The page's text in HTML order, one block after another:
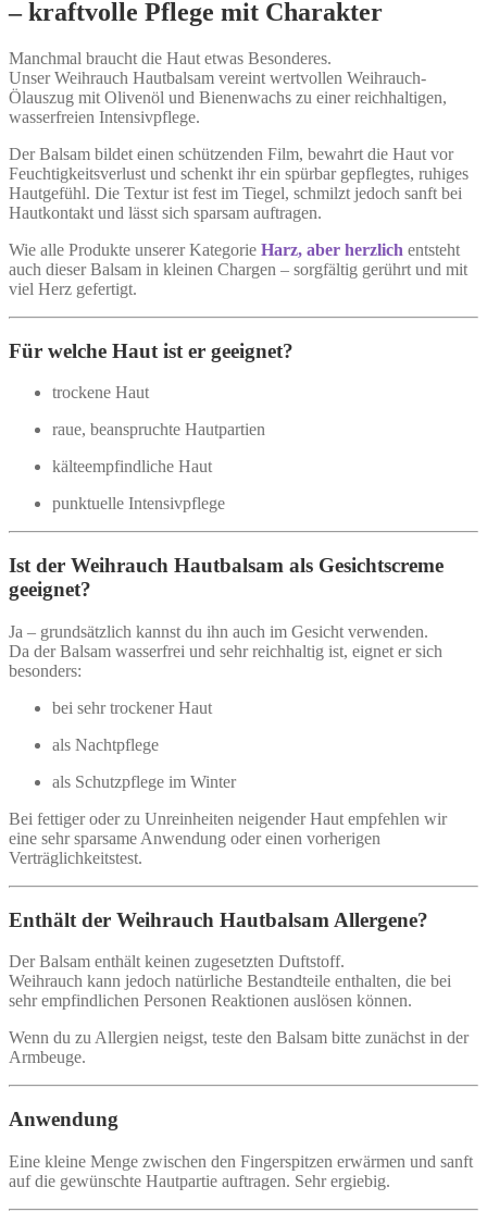
– kraftvolle Pflege mit Charakter
Manchmal braucht die Haut etwas Besonderes.
Unser Weihrauch Hautbalsam vereint wertvollen Weihrauch-
Ölauszug mit Olivenöl und Bienenwachs zu einer reichhaltigen,
wasserfreien Intensivpflege.
Der Balsam bildet einen schützenden Film, bewahrt die Haut vor
Feuchtigkeitsverlust und schenkt ihr ein spürbar gepflegtes, ruhiges
Hautgefühl. Die Textur ist fest im Tiegel, schmilzt jedoch sanft bei
Hautkontakt und lässt sich sparsam auftragen.
Wie alle Produkte unserer Kategorie Harz, aber herzlich entsteht
auch dieser Balsam in kleinen Chargen – sorgfältig gerührt und mit
viel Herz gefertigt.
Für welche Haut ist er geeignet?
trockene Haut
raue, beanspruchte Hautpartien
kälteempfindliche Haut
punktuelle Intensivpflege
Ist der Weihrauch Hautbalsam als Gesichtscreme
geeignet?
Ja – grundsätzlich kannst du ihn auch im Gesicht verwenden.
Da der Balsam wasserfrei und sehr reichhaltig ist, eignet er sich
besonders:
bei sehr trockener Haut
als Nachtpflege
als Schutzpflege im Winter
Bei fettiger oder zu Unreinheiten neigender Haut empfehlen wir
eine sehr sparsame Anwendung oder einen vorherigen
Verträglichkeitstest.
Enthält der Weihrauch Hautbalsam Allergene?
Der Balsam enthält keinen zugesetzten Duftstoff.
Weihrauch kann jedoch natürliche Bestandteile enthalten, die bei
sehr empfindlichen Personen Reaktionen auslösen können.
Wenn du zu Allergien neigst, teste den Balsam bitte zunächst in der
Armbeuge.
Anwendung
Eine kleine Menge zwischen den Fingerspitzen erwärmen und sanft
auf die gewünschte Hautpartie auftragen. Sehr ergiebig.